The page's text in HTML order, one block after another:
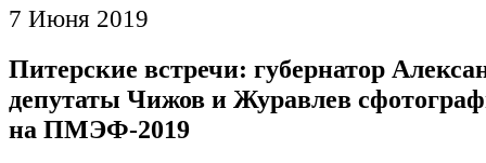
7 Июня 2019
Питерские встречи: губернатор
депутаты Чижов и Журавлев
на ПМЭФ-2019